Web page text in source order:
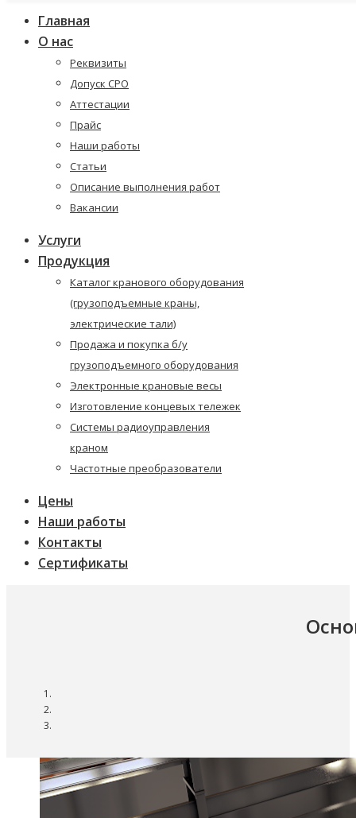
Главная
О нас
Реквизиты
Допуск СРО
Аттестации
Прайс
Наши работы
Статьи
Описание выполнения работ
Вакансии
Услуги
Продукция
Каталог кранового оборудования
(грузоподъемные краны,
электрические тали)
Продажа и покупка б/у
грузоподъемного оборудования
Электронные крановые весы
Изготовление концевых тележек
Системы радиоуправления
краном
Частотные преобразователи
Цены
Наши работы
Контакты
Сертификаты